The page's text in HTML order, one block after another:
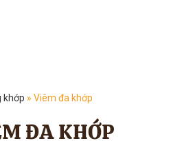
khớp » Viêm đa khớp
ĐA KHỚP